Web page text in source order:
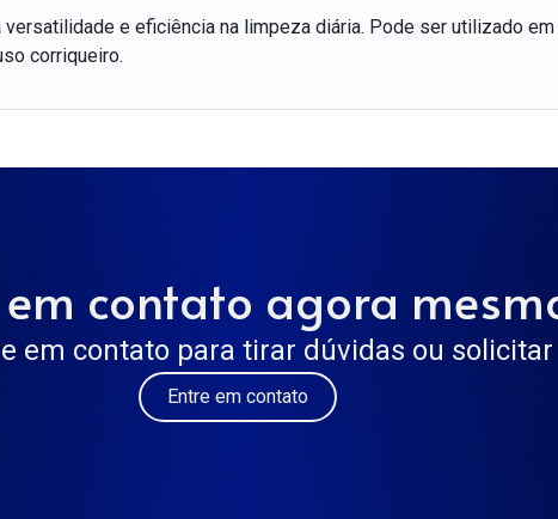
versatilidade e eficiência na limpeza diária. Pode ser utilizado
corriqueiro.
em contato agora
em contato para tirar dúvidas ou
Entre em contato